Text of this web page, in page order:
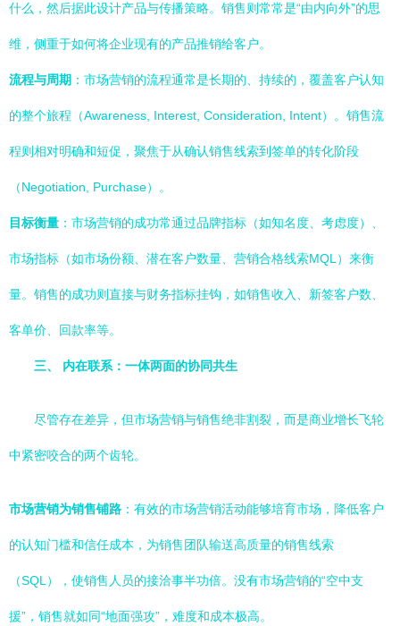
什么，然后据此设计产品与传播策略。销售则常常是“由内向外”的思
维，侧重于如何将企业现有的产品推销给客户。
流程与周期 ：市场营销的流程通常是长期的、持续的，覆盖客户认知
的整个旅程（Awareness, Interest, Consideration, Intent）。销售流
程则相对明确和短促，聚焦于从确认销售线索到签单的转化阶段
（Negotiation, Purchase）。
目标衡量 ：市场营销的成功常通过品牌指标（如知名度、考虑度）、
市场指标（如市场份额、潜在客户数量、营销合格线索MQL）来衡
量。销售的成功则直接与财务指标挂钩，如销售收入、新签客户数、
客单价、回款率等。
三、 内在联系：一体两面的协同共生
尽管存在差异，但市场营销与销售绝非割裂，而是商业增长飞轮
中紧密咬合的两个齿轮。
市场营销为销售铺路 ：有效的市场营销活动能够培育市场，降低客户
的认知门槛和信任成本，为销售团队输送高质量的销售线索
（SQL），使销售人员的接洽事半功倍。没有市场营销的“空中支
援”，销售就如同“地面强攻”，难度和成本极高。